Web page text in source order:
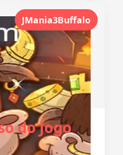
JMania3Buffalo
do Jogo